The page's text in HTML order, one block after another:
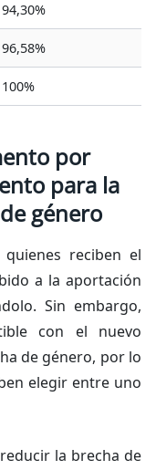
94,30%
96,58%
100%
por
para la
género
reciben el
a la aportación
Sin embargo,
con el nuevo
de género, por lo
elegir entre uno
la brecha de